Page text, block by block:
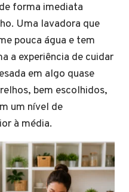
forma imediata
Uma lavadora que
pouca água e tem
a experiência de cuidar
em algo quase
bem escolhidos,
um nível de
à média.